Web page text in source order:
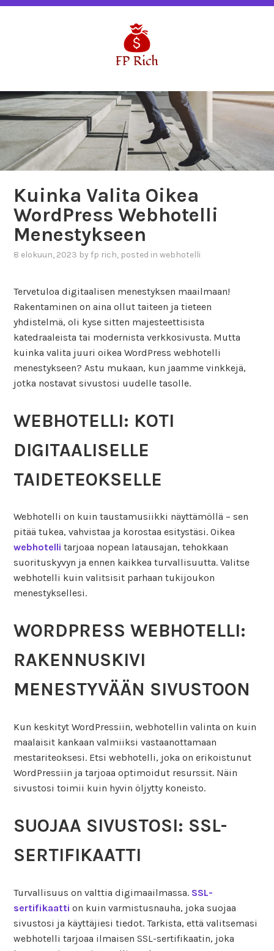
Hyppää
Kuinka Valita Oikea
WordPress Webhotelli
Menestykseen
8 elokuun, 2023 by fp rich, posted inwebhotelli
Tervetuloa digitaalisen menestyksen maailmaan!
Rakentaminen on aina ollut taiteen ja tieteen
yhdistelmä, oli kyse sitten majesteettisista
katedraaleista tai modernista verkkosivusta. Mutta
kuinka valita juuri oikea WordPress webhotelli
menestykseen? Astu mukaan, kun jaamme vinkkejä,
jotka nostavat sivustosi uudelle tasolle.
WEBHOTELLI: KOTI
DIGITAALISELLE
TAIDETEOKSELLE
Webhotelli on kuin taustamusiikki näyttämöllä – sen
pitää tukea, vahvistaa ja korostaa esitystäsi. Oikea
webhotelli tarjoaa nopean latausajan, tehokkaan
suorituskyvyn ja ennen kaikkea turvallisuutta. Valitse
webhotelli kuin valitsisit parhaan tukijoukon
menestyksellesi.
WORDPRESS WEBHOTELLI:
RAKENNUSKIVI
MENESTYVÄÄN SIVUSTOON
Kun keskityt WordPressiin, webhotellin valinta on kuin
maalaisit kankaan valmiiksi vastaanottamaan
mestariteoksesi. Etsi webhotelli, joka on erikoistunut
WordPressiin ja tarjoaa optimoidut resurssit. Näin
sivustosi toimii kuin hyvin öljytty koneisto.
SUOJAA SIVUSTOSI: SSL-
SERTIFIKAATTI
Turvallisuus on valttia digimaailmassa. SSL-
sertifikaatti on kuin varmistusnauha, joka suojaa
sivustosi ja käyttäjiesi tiedot. Tarkista, että valitsemasi
webhotelli tarjoaa ilmaisen SSL-sertifikaatin, joka